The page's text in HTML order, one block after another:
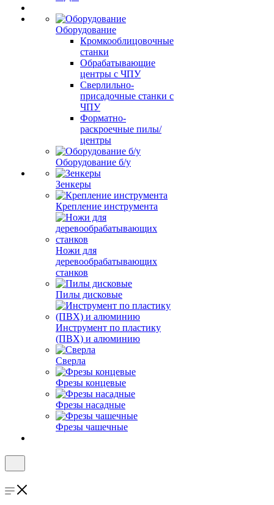
Оборудование
Кромкооблицовочные
станки
Обрабатывающие
центры с ЧПУ
Сверлильно-
присадочные станки с
ЧПУ
Форматно-
раскроечные пилы/
центры
Оборудование б/у
Зенкеры
Крепление инструмента
Ножи для
деревообрабатывающих
станков
Пилы дисковые
Инструмент по пластику
(ПВХ) и алюминию
Сверла
Фрезы концевые
Фрезы насадные
Фрезы чашечные